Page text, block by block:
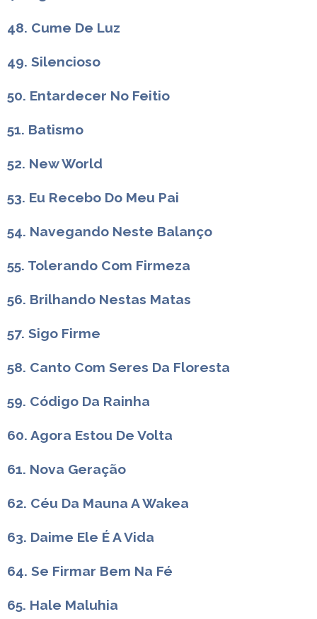
48. Cume De Luz
49. Silencioso
50. Entardecer No Feitio
51. Batismo
52. New World
53. Eu Recebo Do Meu Pai
54. Navegando Neste Balanço
55. Tolerando Com Firmeza
56. Brilhando Nestas Matas
57. Sigo Firme
58. Canto Com Seres Da Floresta
59. Código Da Rainha
60. Agora Estou De Volta
61. Nova Geração
62. Céu Da Mauna A Wakea
63. Daime Ele É A Vida
64. Se Firmar Bem Na Fé
65. Hale Maluhia